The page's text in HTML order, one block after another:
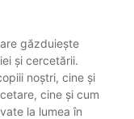
găzduiește
și cercetării.
noștri, cine și
cine și cum
la lumea în